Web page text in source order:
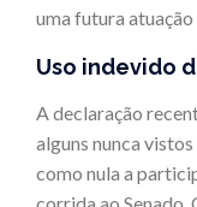
uma futura
Uso indevido
A declaração
alguns nunca
como nula a